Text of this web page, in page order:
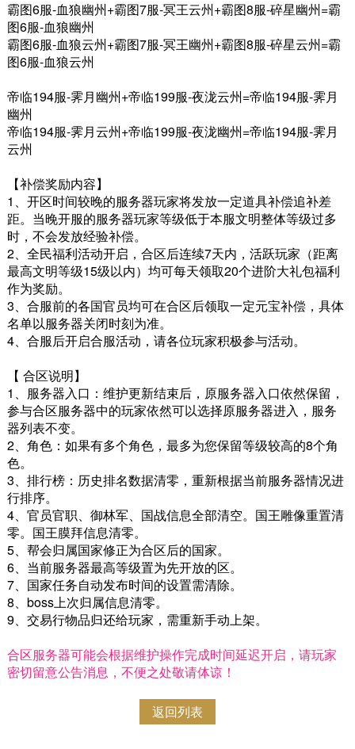
霸图6服-血狼幽州+霸图7服-冥王云州+霸图8服-碎星幽州=霸
图6服-血狼幽州
霸图6服-血狼云州+霸图7服-冥王幽州+霸图8服-碎星云州=霸
图6服-血狼云州
帝临194服-霁月幽州+帝临199服-夜泷云州=帝临194服-霁月
幽州
帝临194服-霁月云州+帝临199服-夜泷幽州=帝临194服-霁月
云州
【补偿奖励内容】
1、开区时间较晚的服务器玩家将发放一定道具补偿追补差
距。当晚开服的服务器玩家等级低于本服文明整体等级过多
时，不会发放经验补偿。
2、全民福利活动开启，合区后连续7天内，活跃玩家（距离
最高文明等级15级以内）均可每天领取20个进阶大礼包福利
作为奖励。
3、合服前的各国官员均可在合区后领取一定元宝补偿，具体
名单以服务器关闭时刻为准。
4、合服后开启合服活动，请各位玩家积极参与活动。
【 合区说明】
1、服务器入口：维护更新结束后，原服务器入口依然保留，
参与合区服务器中的玩家依然可以选择原服务器进入，服务
器列表不变。
2、角色：如果有多个角色，最多为您保留等级较高的8个角
色。
3、排行榜：历史排名数据清零，重新根据当前服务器情况进
行排序。
4、官员官职、御林军、国战信息全部清空。国王雕像重置清
零。国王膜拜信息清零。
5、帮会归属国家修正为合区后的国家。
6、当前服务器最高等级置为先开放的区。
7、国家任务自动发布时间的设置需清除。
8、boss上次归属信息清零。
9、交易行物品归还给玩家，需重新手动上架。
合区服务器可能会根据维护操作完成时间延迟开启，请玩家
密切留意公告消息，不便之处敬请体谅！
返回列表